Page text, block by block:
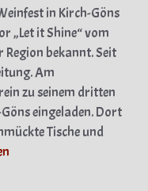
in Kirch-Göns
„Let it Shine“ vom
Region bekannt. Seit
Am
zu seinem dritten
eingeladen. Dort
Tische und